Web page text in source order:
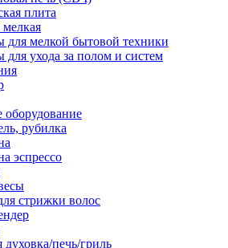
плита
для мелкой бытовой техники
для ухода за полом и систем
оборудование
рубилка
эспрессо
стрижки волос
духовка/печь/гриль